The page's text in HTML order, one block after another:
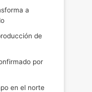
a
de
por
en el norte